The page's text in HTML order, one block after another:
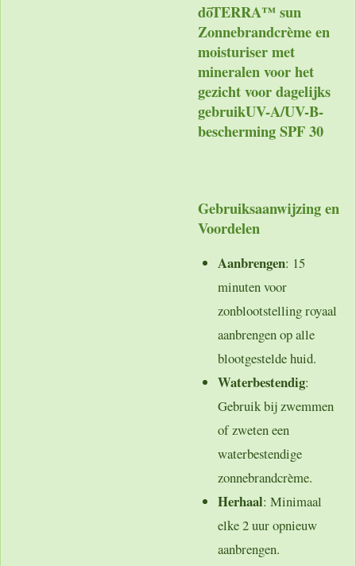
dōTERRA™ sun
Zonnebrandcrème en
moisturiser met
mineralen voor het
gezicht voor dagelijks
gebruikUV-A/UV-B-
bescherming SPF 30
Gebruiksaanwijzing en
Voordelen
Aanbrengen: 15
minuten voor
zonblootstelling royaal
aanbrengen op alle
blootgestelde huid.
Waterbestendig:
Gebruik bij zwemmen
of zweten een
waterbestendige
zonnebrandcrème.
Herhaal: Minimaal
elke 2 uur opnieuw
aanbrengen.